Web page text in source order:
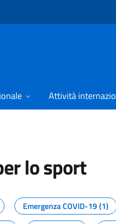
Attività
lo sport
dal
Emergenza COVID-19 (1)